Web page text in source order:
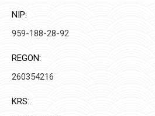
NIP:
959-188-28-92
REGON:
260354216
KRS: